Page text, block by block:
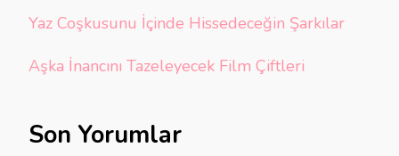
Yaz Coşkusunu İçinde Hissedeceğin Şarkılar
Aşka İnancını Tazeleyecek Film Çiftleri
Son Yorumlar